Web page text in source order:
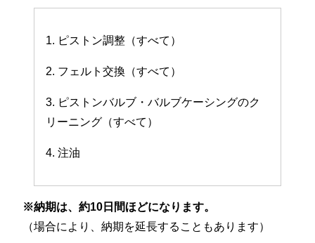
1. ピストン調整（すべて）
2. フェルト交換（すべて）
3. ピストンバルブ・バルブケーシングのク
リーニング（すべて）
4. 注油
※納期は、約10日間ほどになります。
（場合により、納期を延長することもあります）